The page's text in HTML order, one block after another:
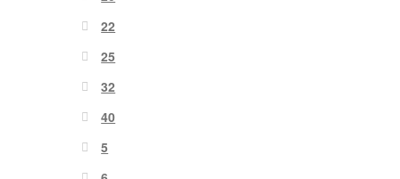
22
25
32
40
5